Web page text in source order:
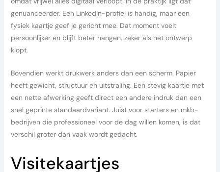
genuanceerder. Een LinkedIn-profiel is handig, maar een
fysiek kaartje geef je gericht mee. Dat moment voelt
persoonlijker en blijft beter hangen, zeker als het ontwerp
klopt.
Bovendien werkt drukwerk anders dan een scherm. Papier
heeft gewicht, structuur en uitstraling. Een stevig kaartje met
een nette afwerking geeft direct een andere indruk dan een
snel geprinte standaardvariant. Juist voor starters en mkb-
bedrijven die professioneel voor de dag willen komen, is dat
verschil groter dan vaak wordt gedacht.
Visitekaartjes